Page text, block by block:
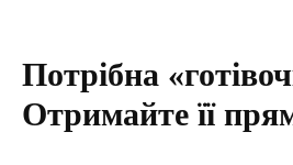
Потрібна
Отримайте її